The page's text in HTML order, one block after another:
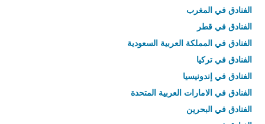
الفنادق في المغرب
الفنادق في قطر
الفنادق في المملكة العربية السعودية
الفنادق في تركيا
الفنادق في إندونيسيا
الفنادق في الامارات العربية المتحدة
الفنادق في البحرين